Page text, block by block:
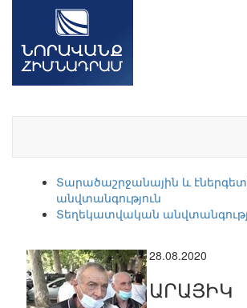
Տարածաշրջանային և
անվտանգություն
Տեղեկատվական
28.08.2020
ԱՐԱՅԻԿ